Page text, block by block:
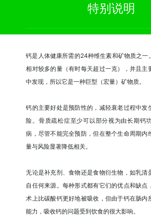
特别说明
钙是人体健康所需的24种维生素和矿物质之一
相对较多的量（有时每天超过一克），并且主
中发现，所以它是一种巨型（宏量）矿物质。
钙的主要好处是预防性的，减轻衰老过程中发
险。骨质疏松症至少可以部分视为由长期钙
病，尽管不能完全预防，但在整个生命周期内
量与风险显著降低相关。
无论是补充剂、食物还是食物衍生物，如乳清
自任何来源。每种形式都有它们的优点和缺点
术上比碳酸钙更好地被吸收，但由于钙在肠内
能力，吸收钙的问题受到饮食的很大影响。